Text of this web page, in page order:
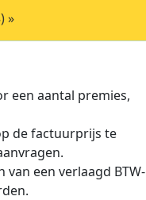
»
een aantal premies,
de factuurprijs te
een verlaagd BTW-